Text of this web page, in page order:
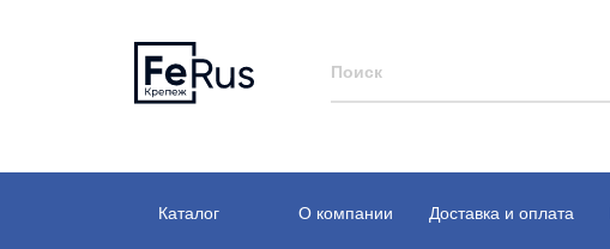
Каталог О компании Доставка и оплата